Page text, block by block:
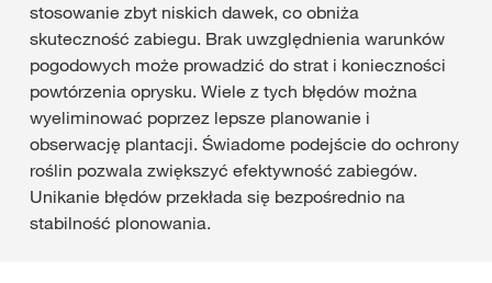
stosowanie zbyt niskich dawek, co obniża
skuteczność zabiegu. Brak uwzględnienia warunków
pogodowych może prowadzić do strat i konieczności
powtórzenia oprysku. Wiele z tych błędów można
wyeliminować poprzez lepsze planowanie i
obserwację plantacji. Świadome podejście do ochrony
roślin pozwala zwiększyć efektywność zabiegów.
Unikanie błędów przekłada się bezpośrednio na
stabilność plonowania.